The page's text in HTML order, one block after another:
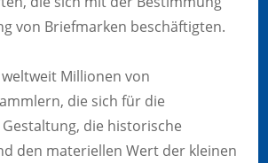
von Briefmarken beschäftigten.
Millionen von
die sich für die
die historische
den materiellen Wert der kleinen